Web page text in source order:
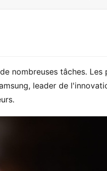
nombreuses tâches. Les
leader de